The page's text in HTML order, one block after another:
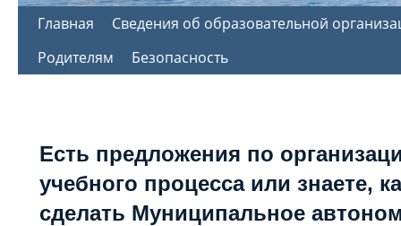
Перейти
Главная
Сведения об образовательной
Родителям
Безопасность
Есть предложения по
учебного процесса или знаете,
сделать Муниципальное